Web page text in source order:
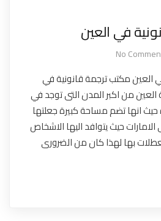
في العين
No
العين مكتب ترجمة قانونية في
العين من اكبر المدن التى توجد في
حيث انها تضم مساحة كبيرة جعلتها
حيث يتوافد اليها الاشخاص
بها لهذا كان من الضرورى